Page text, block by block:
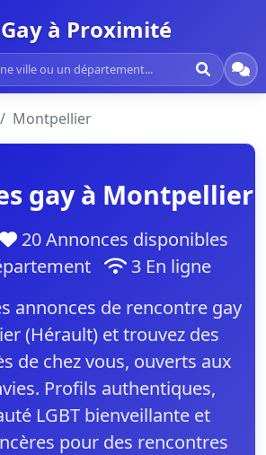
Gay à Proximité
Montpellier
gay à Montpellier
20 Annonces disponibles
3 En ligne
annonces de rencontre gay
(Hérault) et trouvez des
de chez vous, ouverts aux
Profils authentiques,
LGBT bienveillante et
pour des rencontres